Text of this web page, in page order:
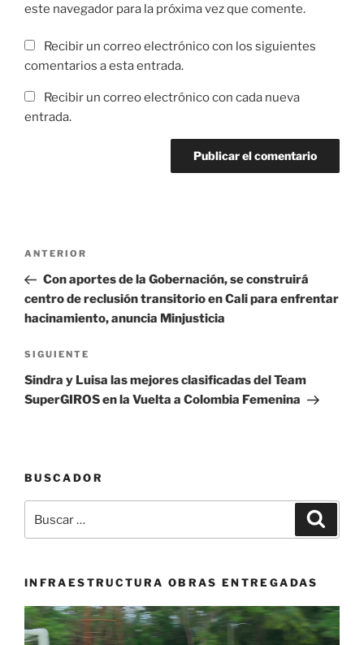
este navegador para la próxima vez que comente.
Recibir un correo electrónico con los siguientes
comentarios a esta entrada.
Recibir un correo electrónico con cada nueva
entrada.
Navegación
entradas
Entrada
anterior:
ANTERIOR
Con aportes de la Gobernación, se construirá
centro de reclusión transitorio en Cali para enfrentar
hacinamiento, anuncia Minjusticia
Siguiente
entrada
SIGUIENTE
Sindra y Luisa las mejores clasificadas del Team
SuperGIROS en la Vuelta a Colombia Femenina
BUSCADOR
por:
INFRAESTRUCTURA OBRAS ENTREGADAS
Reproductor
de